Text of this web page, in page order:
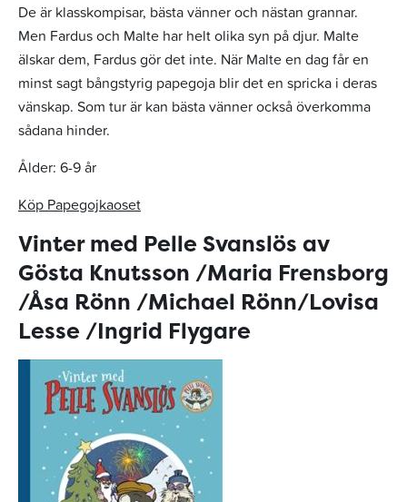
De är klasskompisar, bästa vänner och nästan grannar.
Men Fardus och Malte har helt olika syn på djur. Malte
älskar dem, Fardus gör det inte. När Malte en dag får en
minst sagt bångstyrig papegoja blir det en spricka i deras
vänskap. Som tur är kan bästa vänner också överkomma
sådana hinder.
Ålder: 6-9 år
Köp Papegojkaoset
Vinter med Pelle Svanslös av
Gösta Knutsson /Maria Frensborg
/Åsa Rönn /Michael Rönn/Lovisa
Lesse /Ingrid Flygare